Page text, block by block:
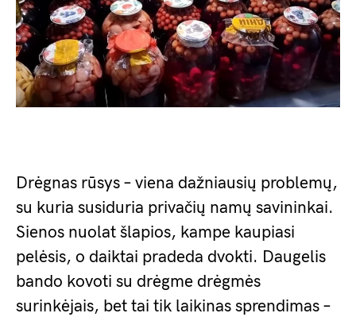
Drėgnas rūsys – viena dažniausių problemų,
su kuria susiduria privačių namų savininkai.
Sienos nuolat šlapios, kampe kaupiasi
pelėsis, o daiktai pradeda dvokti. Daugelis
bando kovoti su drėgme drėgmės
surinkėjais, bet tai tik laikinas sprendimas –